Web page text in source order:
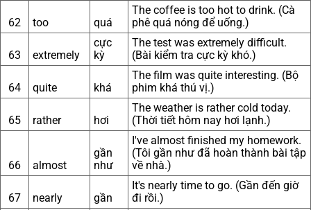
62 too quá
The coffee is too hot to drink. (Cà
phê quá nóng để uống.)
63 extremely
cực
kỳ
The test was extremely difficult.
(Bài kiểm tra cực kỳ khó.)
64 quite khá
The film was quite interesting. (Bộ
phim khá thú vị.)
65 rather hơi
The weather is rather cold today.
(Thời tiết hôm nay hơi lạnh.)
66 almost
gần
như
I've almost finished my homework.
(Tôi gần như đã hoàn thành bài tập
về nhà.)
67 nearly gần
It's nearly time to go. (Gần đến giờ
đi rồi.)